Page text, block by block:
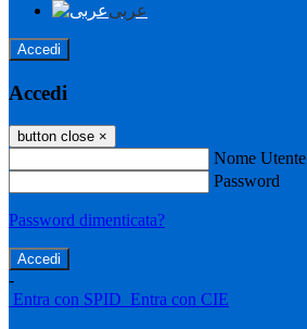
عربى
Accedi
Accedi
button close ×
Nome Utente
Password
Password dimenticata?
-
Entra con SPID Entra con CIE